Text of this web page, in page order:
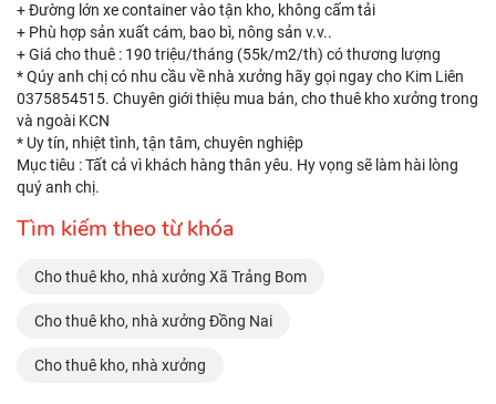
+ Đường lớn xe container vào tận kho, không cấm tải
+ Phù hợp sản xuất cám, bao bì, nông sản v.v..
+ Giá cho thuê : 190 triệu/tháng (55k/m2/th) có thương lượng
* Qúy anh chị có nhu cầu về nhà xưởng hãy gọi ngay cho Kim Liên
0375854515. Chuyên giới thiệu mua bán, cho thuê kho xưởng trong
và ngoài KCN
* Uy tín, nhiệt tình, tận tâm, chuyên nghiệp
Mục tiêu : Tất cả vì khách hàng thân yêu. Hy vọng sẽ làm hài lòng
quý anh chị.
Tìm kiếm theo từ khóa
Cho thuê kho, nhà xưởng Xã Trảng Bom
Cho thuê kho, nhà xưởng Đồng Nai
Cho thuê kho, nhà xưởng